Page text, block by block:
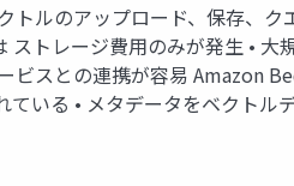
ルのアップロード、保存、
トレージ費用のみが発生 • 大
スとの連携が容易 Amazon
いる • メタデータをベクトル